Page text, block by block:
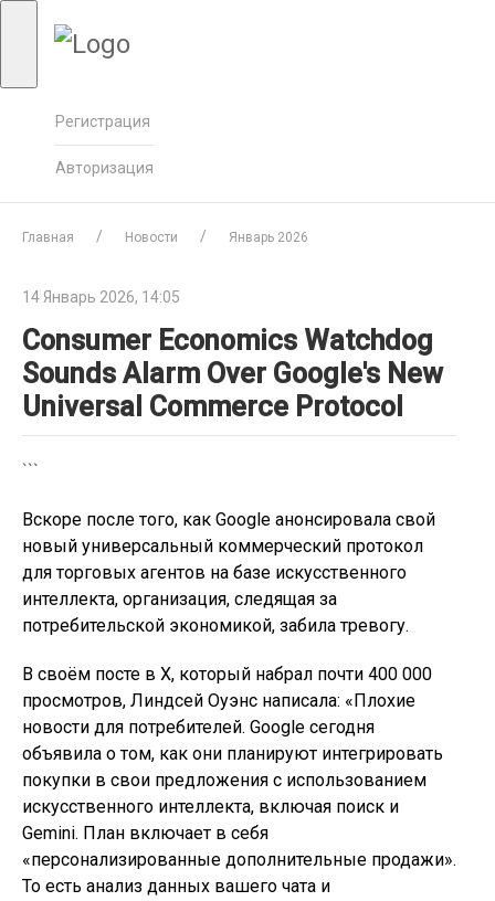
Регистрация
Авторизация
Главная Новости Январь 2026
14 Январь 2026, 14:05
Consumer Economics Watchdog
Sounds Alarm Over Google's New
Universal Commerce Protocol
```
Вскоре после того, как Google анонсировала свой
новый универсальный коммерческий протокол
для торговых агентов на базе искусственного
интеллекта, организация, следящая за
потребительской экономикой, забила тревогу.
В своём посте в X, который набрал почти 400 000
просмотров, Линдсей Оуэнс написала: «Плохие
новости для потребителей. Google сегодня
объявила о том, как они планируют интегрировать
покупки в свои предложения с использованием
искусственного интеллекта, включая поиск и
Gemini. План включает в себя
«персонализированные дополнительные продажи».
То есть анализ данных вашего чата и